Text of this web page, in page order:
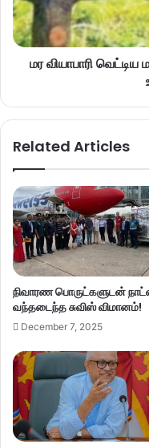
மர வியாபாரி
Related Articles
நிவாரண பொருட்களுடன்
வந்தடைந்த சுவிஸ் விமானம்!
December 7, 2025